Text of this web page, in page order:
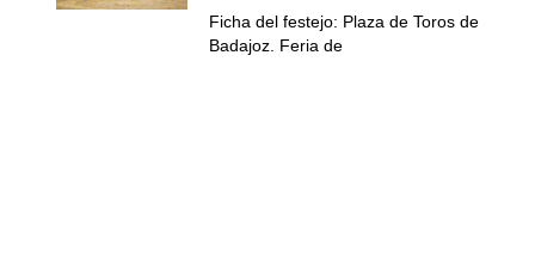
Ficha del festejo: Plaza de Toros de
Badajoz. Feria de